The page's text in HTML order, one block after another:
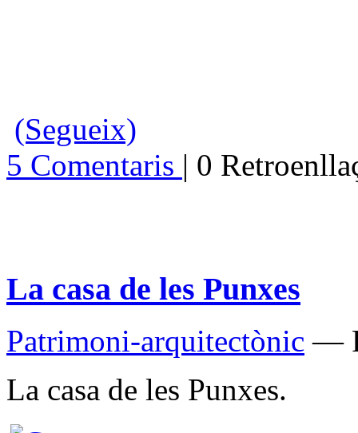
(Segueix)
5 Comentaris | 0
La casa de les Punxes
Patrimoni-arquitectònic —
La casa de les Punxes.